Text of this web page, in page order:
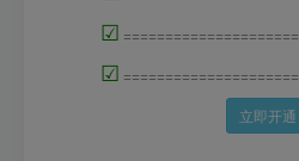
☑ =====================
☑ =====================
立即开通